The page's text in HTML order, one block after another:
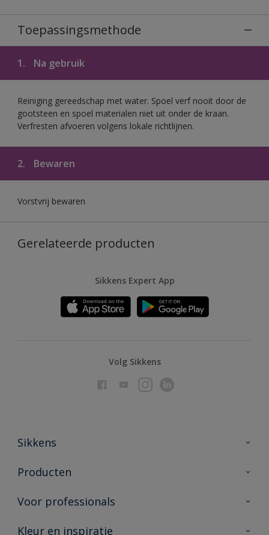
Toepassingsmethode
1. Na gebruik
Reiniging gereedschap met water. Spoel verf nooit door de
gootsteen en spoel materialen niet uit onder de kraan.
Verfresten afvoeren volgens lokale richtlijnen.
2. Bewaren
Vorstvrij bewaren
Gerelateerde producten
Sikkens Expert App
Volg Sikkens
Sikkens
Over Sikkens
Duurzaamheid
Producten
Producten voor binnen
Voor professionals
Advies & service
Kleur en inspiratie